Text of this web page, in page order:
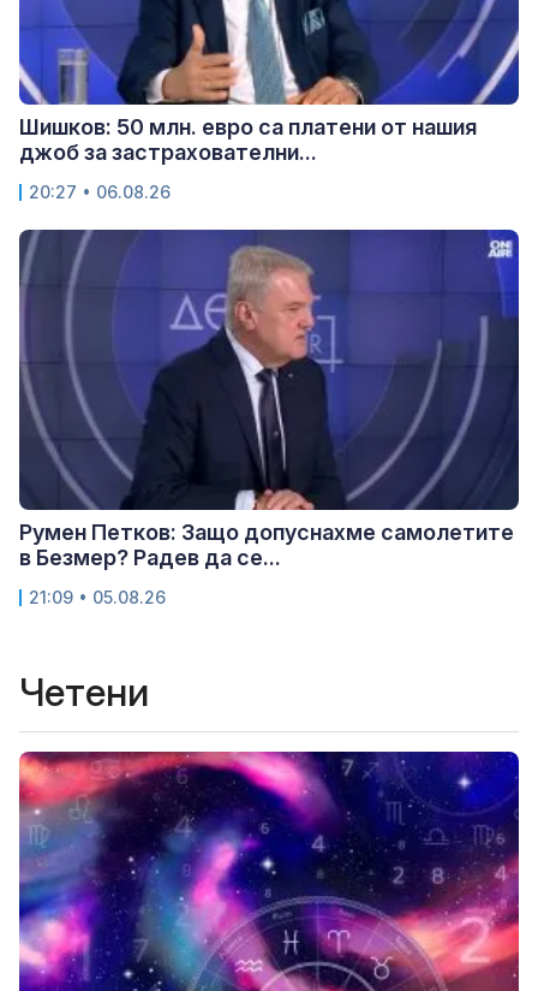
Шишков: 50 млн. евро са платени от нашия
джоб за застрахователни...
20:27 • 06.08.26
Румен Петков: Защо допуснахме самолетите
в Безмер? Радев да се...
21:09 • 05.08.26
Четени